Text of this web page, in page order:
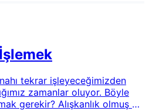
tekrar işleyeceğimizden
zamanlar oluyor. Böyle
gerekir? Alışkanlık olmuş bu